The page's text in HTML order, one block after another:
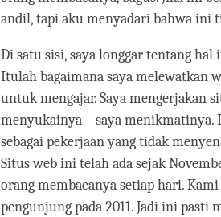
andil, tapi aku menyadari bahwa ini
Di satu sisi, saya longgar tentang
Itulah bagaimana saya melewatkan
untuk mengajar. Saya mengerjakan
menyukainya – saya menikmatinya.
sebagai pekerjaan yang tidak
Situs web ini telah ada sejak
orang membacanya setiap hari.
pengunjung pada 2011. Jadi ini